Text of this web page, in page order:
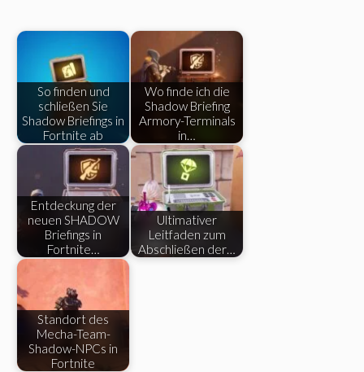
So finden und
schließen Sie
Shadow Briefings in
Fortnite ab
Wo finde ich die
Shadow Briefing
Armory-Terminals
in…
Entdeckung der
neuen SHADOW
Briefings in
Fortnite…
Ultimativer
Leitfaden zum
Abschließen der…
Standort des
Mecha-Team-
Shadow-NPCs in
Fortnite